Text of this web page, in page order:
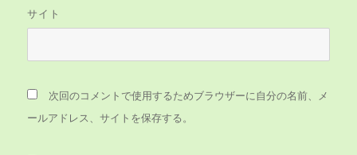
サイト
次回のコメントで使用するためブラウザーに自分の名前、メ
ールアドレス、サイトを保存する。